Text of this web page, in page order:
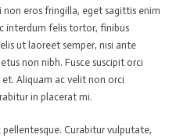
eros fringilla, eget sagittis enim
interdum felis tortor, finibus
ut laoreet semper, nisi ante
non nibh. Fusce suscipit orci
Aliquam ac velit non orci
in placerat mi.
Curabitur vulputate,